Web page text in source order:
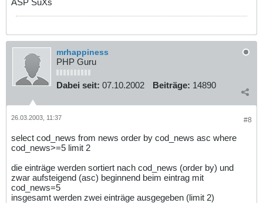
mrhappiness
PHP Guru
Dabei seit: 07.10.2002 Beiträge: 14890
#8
26.03.2003, 11:37
select cod_news from news order by cod_news asc where
cod_news>=5 limit 2
die einträge werden sortiert nach cod_news (order by) und
zwar aufsteigend (asc) beginnend beim eintrag mit
cod_news=5
insgesamt werden zwei einträge ausgegeben (limit 2)